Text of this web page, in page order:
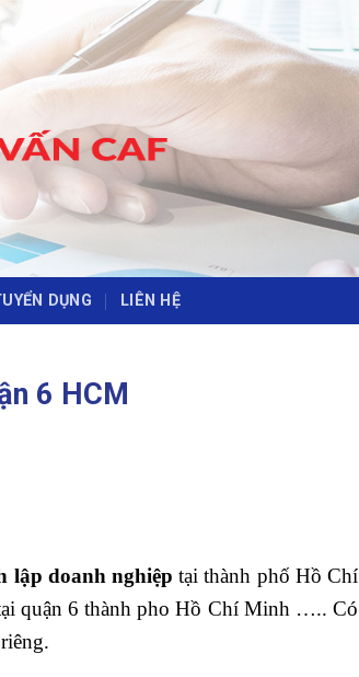
DỤNG LIÊN HỆ
6 HCM
lập doanh nghiệp tại thành phố Hồ Chí
quận 6 thành pho Hồ Chí Minh ….. Có